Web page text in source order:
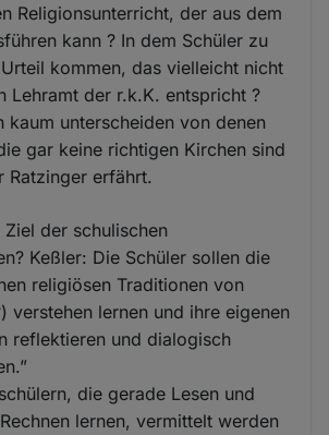
Religionsunterricht, der aus dem
kann ? In dem Schüler zu
kommen, das vielleicht nicht
Lehramt der r.k.K. entspricht ?
kaum unterscheiden von denen
gar keine richtigen Kirchen sind
Ratzinger erfährt.
Ziel der schulischen
Keßler: Die Schüler sollen die
religiösen Traditionen von
verstehen lernen und ihre eigenen
reflektieren und dialogisch
die gerade Lesen und
lernen, vermittelt werden